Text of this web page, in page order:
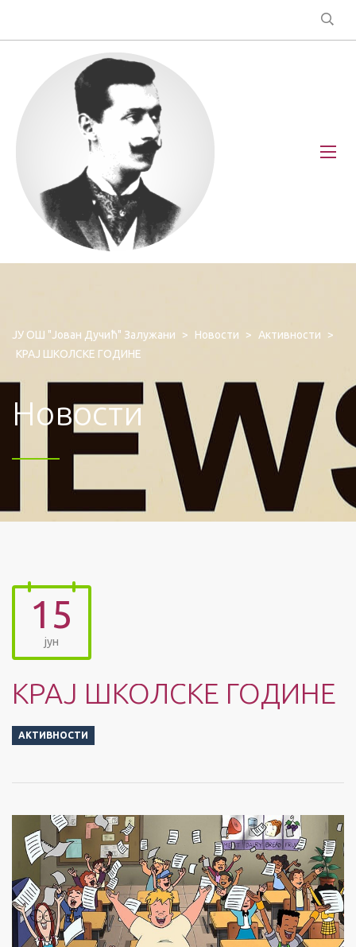
ЈУ ОШ "Јован Дучић" Залужани > Новости > Активности
>
КРАЈ ШКОЛСКЕ ГОДИНЕ
Новости
15
јун
КРАЈ ШКОЛСКЕ ГОДИНЕ
АКТИВНОСТИ